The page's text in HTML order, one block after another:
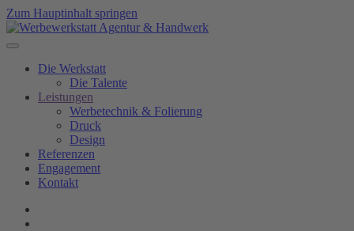
Zum Hauptinhalt springen
Die Werkstatt
Die Talente
Leistungen
Werbetechnik & Folierung
Druck
Design
Referenzen
Engagement
Kontakt